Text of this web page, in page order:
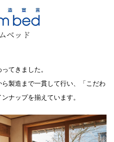
ベッド
てきました。
製造まで一貫して行い、「こだわ
ナップを揃えています。